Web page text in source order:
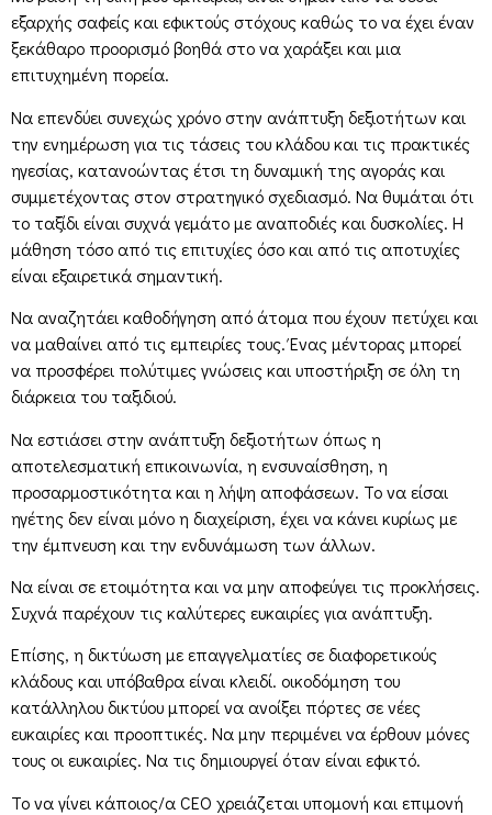
εξαρχής σαφείς και εφικτούς στόχους καθώς το να έχει έναν
ξεκάθαρο προορισμό βοηθά στο να χαράξει και μια
επιτυχημένη πορεία.
Να επενδύει συνεχώς χρόνο στην ανάπτυξη δεξιοτήτων και
την ενημέρωση για τις τάσεις του κλάδου και τις πρακτικές
ηγεσίας, κατανοώντας έτσι τη δυναμική της αγοράς και
συμμετέχοντας στον στρατηγικό σχεδιασμό. Να θυμάται ότι
το ταξίδι είναι συχνά γεμάτο με αναποδιές και δυσκολίες. Η
μάθηση τόσο από τις επιτυχίες όσο και από τις αποτυχίες
είναι εξαιρετικά σημαντική.
Να αναζητάει καθοδήγηση από άτομα που έχουν πετύχει και
να μαθαίνει από τις εμπειρίες τους. Ένας μέντορας μπορεί
να προσφέρει πολύτιμες γνώσεις και υποστήριξη σε όλη τη
διάρκεια του ταξιδιού.
Να εστιάσει στην ανάπτυξη δεξιοτήτων όπως η
αποτελεσματική επικοινωνία, η ενσυναίσθηση, η
προσαρμοστικότητα και η λήψη αποφάσεων. Το να είσαι
ηγέτης δεν είναι μόνο η διαχείριση, έχει να κάνει κυρίως με
την έμπνευση και την ενδυνάμωση των άλλων.
Να είναι σε ετοιμότητα και να μην αποφεύγει τις προκλήσεις.
Συχνά παρέχουν τις καλύτερες ευκαιρίες για ανάπτυξη.
Επίσης, η δικτύωση με επαγγελματίες σε διαφορετικούς
κλάδους και υπόβαθρα είναι κλειδί. οικοδόμηση του
κατάλληλου δικτύου μπορεί να ανοίξει πόρτες σε νέες
ευκαιρίες και προοπτικές. Να μην περιμένει να έρθουν μόνες
τους οι ευκαιρίες. Να τις δημιουργεί όταν είναι εφικτό.
Το να γίνει κάποιος/α CEO χρειάζεται υπομονή και επιμονή